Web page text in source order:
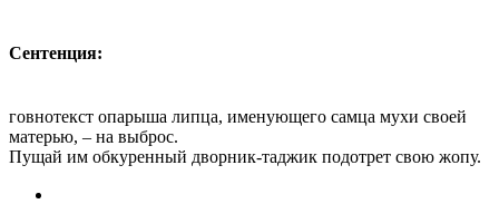
Сентенция:
говнотекст опарыша липца, именующего самца мухи своей
матерью, – на выброс.
Пущай им обкуренный дворник-таджик подотрет свою жопу.